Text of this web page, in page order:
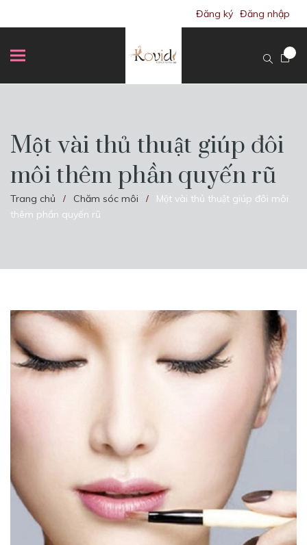
Đăng ký Đăng nhập
Một vài thủ thuật giúp đôi
môi thêm phần quyến rũ
Trang chủ / Chăm sóc môi /
Một vài thủ thuật giúp đôi môi
thêm phần quyến rũ